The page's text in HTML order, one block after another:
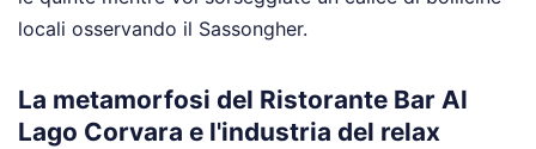
locali osservando il Sassongher.
La metamorfosi del Ristorante Bar Al
Lago Corvara e l'industria del relax